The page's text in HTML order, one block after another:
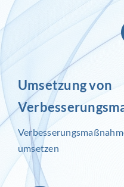
Umsetzung von
umsetzen